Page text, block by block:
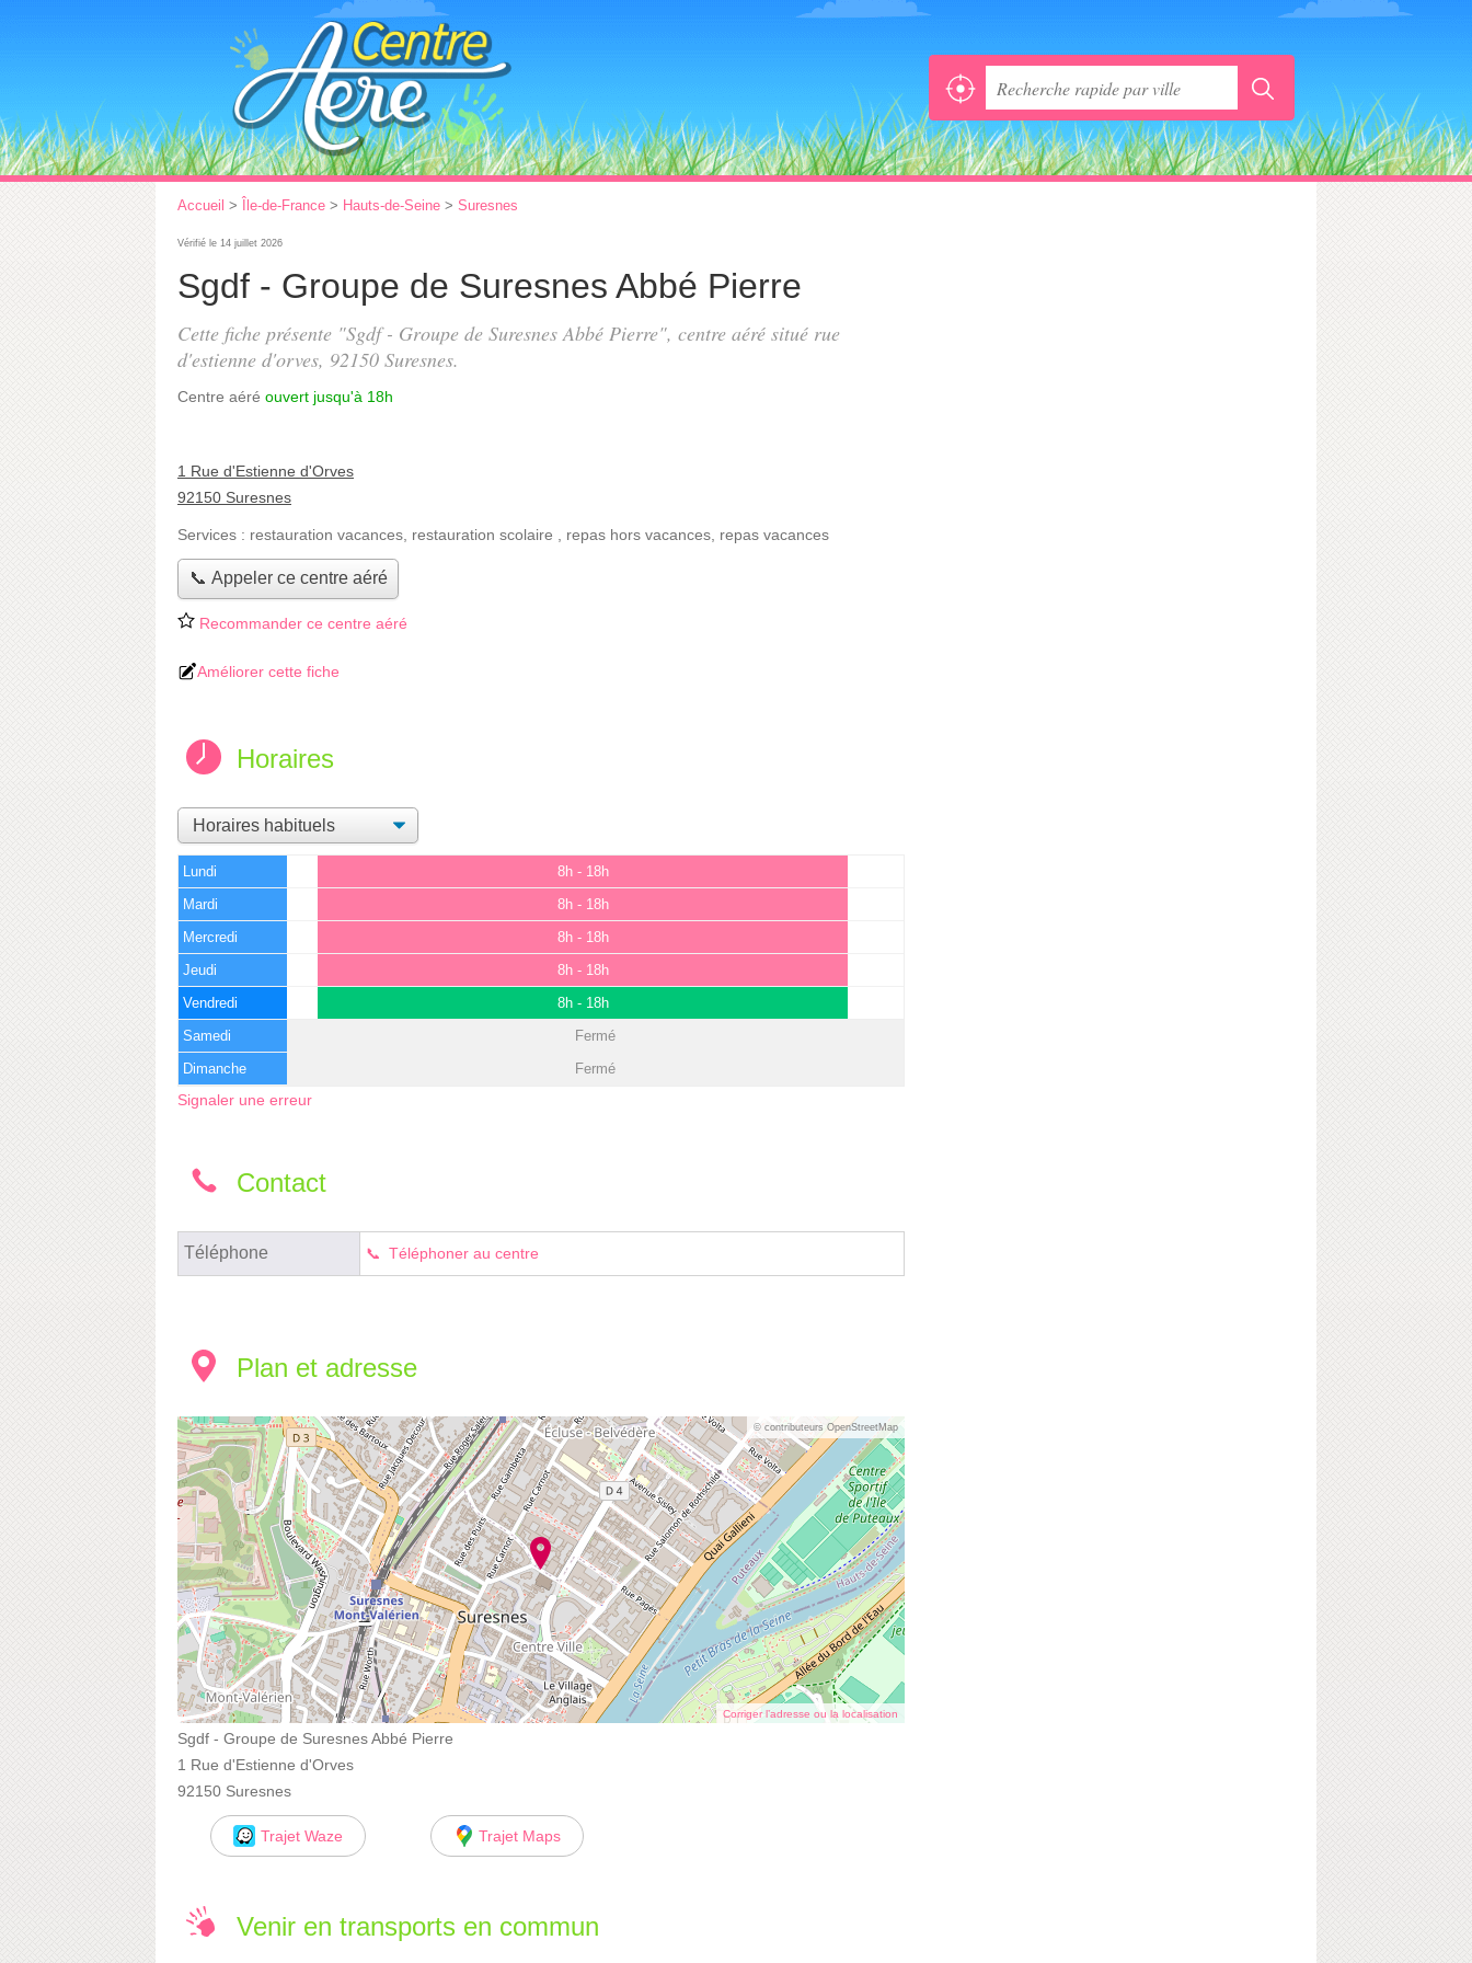
Accueil > Île-de-France > Hauts-de-Seine > Suresnes
Vérifié le 14 juillet 2026
Sgdf - Groupe de Suresnes Abbé Pierre
Cette fiche présente "Sgdf - Groupe de Suresnes Abbé Pierre", centre aéré situé rue
d'estienne d'orves, 92150 Suresnes.
Centre aéré ouvert jusqu'à 18h
1 Rue d'Estienne d'Orves
92150 Suresnes
Services : restauration vacances restauration scolaire repas hors vacances repas vacances
📞 Appeler ce centre aéré
Recommander ce centre aéré
Améliorer cette fiche
Horaires
Lundi 8h - 18h
Mardi 8h - 18h
Mercredi 8h - 18h
Jeudi 8h - 18h
Vendredi 8h - 18h
Samedi Fermé
Dimanche Fermé
Signaler une erreur
Contact
Téléphone Téléphoner au centre
Plan et adresse
© contributeurs OpenStreetMap
Corriger l’adresse ou la localisation
Sgdf - Groupe de Suresnes Abbé Pierre
1 Rue d'Estienne d'Orves
92150 Suresnes
Trajet Waze Trajet Maps
Venir en transports en commun